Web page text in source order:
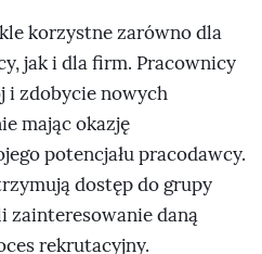
korzystne zarówno dla
jak i dla firm. Pracownicy
i zdobycie nowych
mając okazję
potencjału pracodawcy.
dostęp do grupy
zainteresowanie daną
rekrutacyjny.